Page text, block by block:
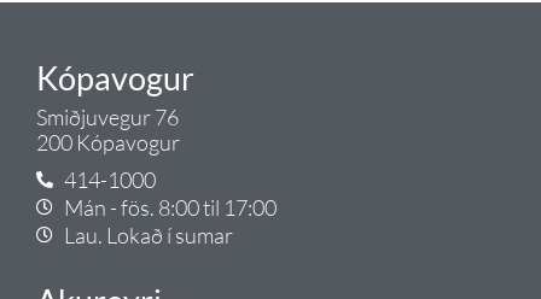
Kópavogur
Smiðjuvegur 76
200 Kópavogur
414-1000
Mán - fös. 8:00 til 17:00
Lau. Lokað í sumar